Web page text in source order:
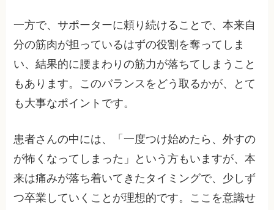
一方で、サポーターに頼り続けることで、本来自
分の筋肉が担っているはずの役割を奪ってしま
い、結果的に腰まわりの筋力が落ちてしまうこと
もあります。このバランスをどう取るかが、とて
も大事なポイントです。
患者さんの中には、「一度つけ始めたら、外すの
が怖くなってしまった」という方もいますが、本
来は痛みが落ち着いてきたタイミングで、少しず
つ卒業していくことが理想的です。ここを意識せ